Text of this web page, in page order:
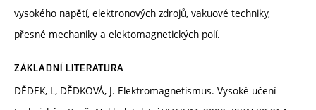
vysokého napětí, elektronových zdrojů, vakuové techniky,
přesné mechaniky a elektomagnetických polí.
ZÁKLADNÍ LITERATURA
DĚDEK, L, DĚDKOVÁ, J. Elektromagnetismus. Vysoké učení